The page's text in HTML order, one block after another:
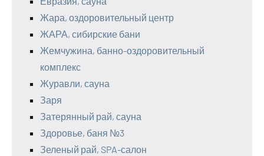
Жара, оздоровительный центр
ЖАРА, сибирские бани
Жемчужина, банно-оздоровительный
комплекс
Журавли, сауна
Заря
Затерянный рай, сауна
Здоровье, баня №3
Зеленый рай, SPA-салон